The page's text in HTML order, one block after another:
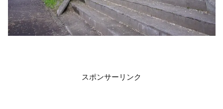
スポンサーリンク